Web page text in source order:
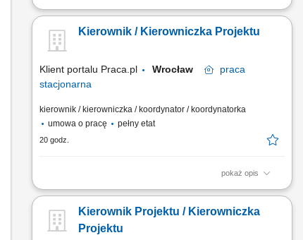
Obowiązki: Koordynowanie całego procesu budowy od
wybór podwykonawców, negocjowanie umów i warunków
współpracy. Kontrola dokumentacji technicznej, formalnej i
uzyskania pozwolenia na...
Kierownik / Kierowniczka Projektu
Klient portalu Praca.pl Wrocław
praca
stacjonarna
kierownik / kierowniczka / koordynator / koordynatorka
umowa o pracę
pełny etat
20 godz.
pokaż opis
Koordynowanie całego procesu inwestycyjnego dla obiektów
niskoprądowych. Czuwanie nad najwyższą jakością
wykonawstwa oraz przestrzeganiem zasad bezpieczeństwa w
Kierownik Projektu / Kierowniczka
Projektu